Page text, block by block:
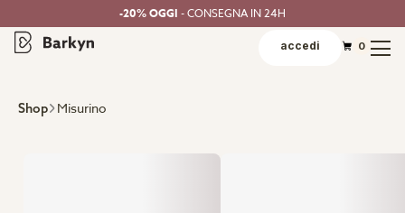
-20% OGGI - CONSEGNA IN 24H
accedi 0
Shop Misurino